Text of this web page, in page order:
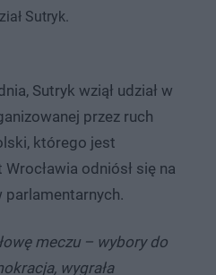
Sutryk.
Sutryk wziął udział w
przez ruch
którego jest
odniósł się na
meczu – wybory do
wygrała